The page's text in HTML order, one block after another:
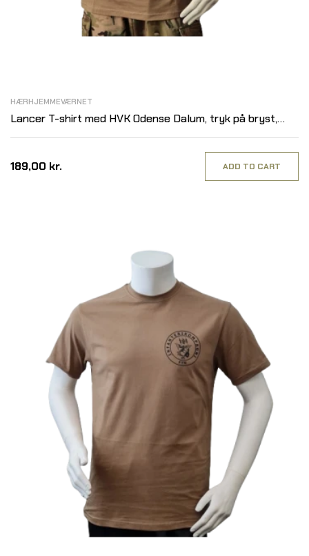
HÆRHJEMMEVÆRNET
Lancer T-shirt med HVK Odense Dalum, tryk på bryst,
MTS-Khaki
189,00 kr. ADD TO CART